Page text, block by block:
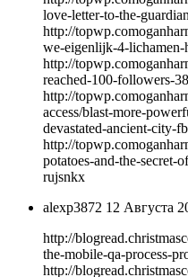
love-letter-to-the-
http://
we-eigenlijk-4-lichamen-
http://
reached-100-followers-
http://
access/blast-more-
devastated-ancient-city-
http://
potatoes-and-the-secret-
rujsnkx
alexp3872 12 Августа
http://
the-mobile-qa-process-
http://